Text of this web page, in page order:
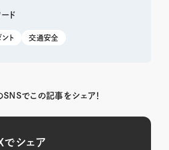
ド
ト 交通安全
SNSでこの記事をシェア！
でシェア